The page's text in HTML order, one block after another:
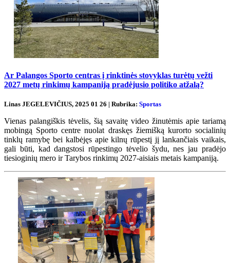
Ar Palangos Sporto centras į rinktinės stovyklas turėtų vežti
2027 metų rinkimų kampaniją pradėjusio politiko atžalą?
Linas JEGELEVIČIUS, 2025 01 26 | Rubrika: Sportas
Vienas palangiškis tėvelis, šią savaitę video žinutėmis apie tariamą
mobingą Sporto centre nuolat draskęs žiemišką kurorto socialinių
tinklų ramybę bei kalbėjęs apie kilnų rūpestį jį lankančiais vaikais,
gali būti, kad dangstosi rūpestingo tėvelio šydu, nes jau pradėjo
tiesioginių mero ir Tarybos rinkimų 2027-aisiais metais kampaniją.